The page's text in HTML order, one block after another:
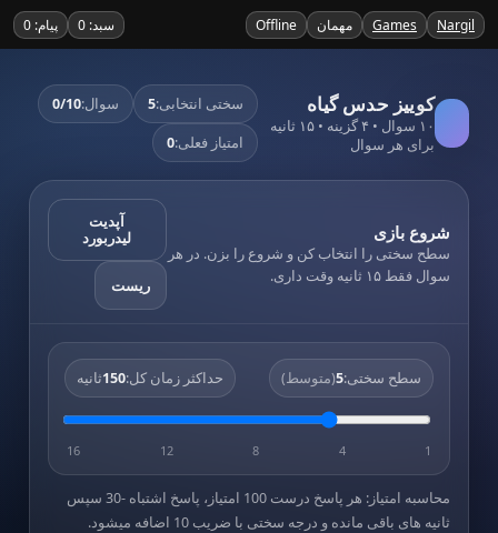
Nargil
Games مهمان Offline سبد: 0 پیام: 0
کوییز حدس گیاه
۱۰ سوال • ۴ گزینه • ۱۵ ثانیه
برای هر سوال
سختی انتخابی:5 سوال:0/10
امتیاز فعلی:0
شروع بازی
سطح سختی را انتخاب کن و شروع را بزن. در هر
سوال فقط ۱۵ ثانیه وقت داری.
آپدیت
لیدربورد
ریست
سطح سختی:5(متوسط) حداکثر زمان کل:150ثانیه
1
4
8
12
16
محاسبه امتیاز: هر پاسخ درست 100 امتیاز، پاسخ اشتباه -30 سپس
ثانیه های باقی مانده و درجه سختی با ضریب 10 اضافه میشود.